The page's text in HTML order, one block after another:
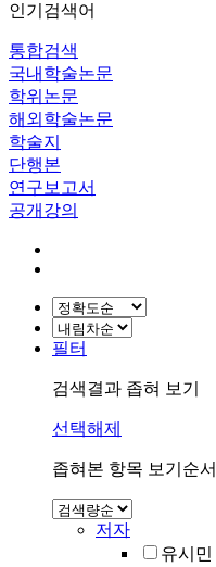
인기검색어
통합검색
국내학술논문
학위논문
해외학술논문
학술지
단행본
연구보고서
공개강의
필터
검색결과 좁혀 보기
선택해제
좁혀본 항목 보기순서
저자
유시민